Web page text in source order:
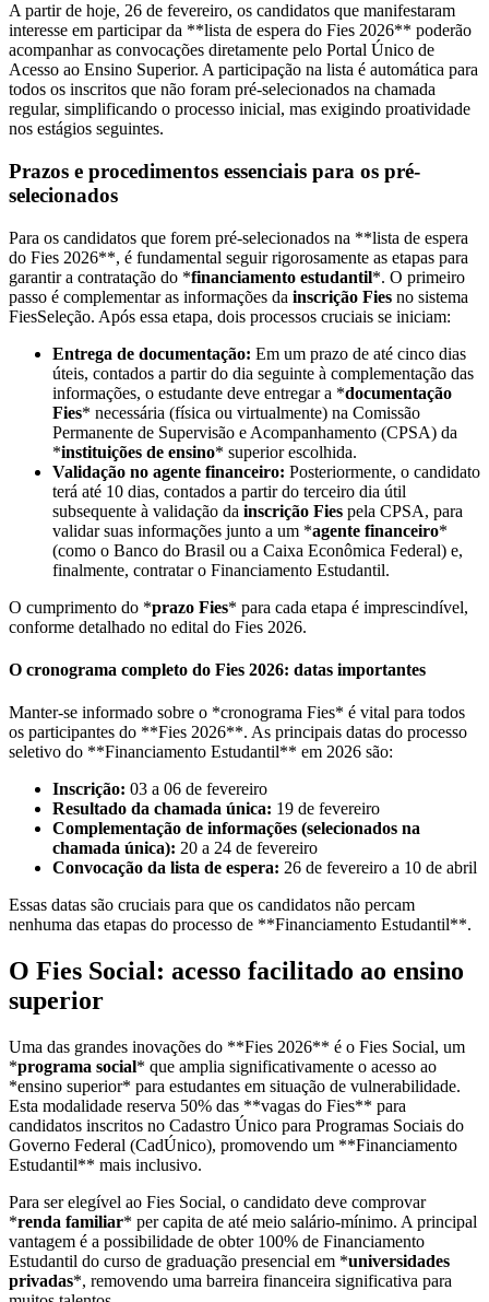
A partir de hoje, 26 de fevereiro, os candidatos que manifestaram
interesse em participar da **lista de espera do Fies 2026** poderão
acompanhar as convocações diretamente pelo Portal Único de
Acesso ao Ensino Superior. A participação na lista é automática para
todos os inscritos que não foram pré-selecionados na chamada
regular, simplificando o processo inicial, mas exigindo proatividade
nos estágios seguintes.
Prazos e procedimentos essenciais para os pré-
selecionados
Para os candidatos que forem pré-selecionados na **lista de espera
do Fies 2026**, é fundamental seguir rigorosamente as etapas para
garantir a contratação do *financiamento estudantil*. O primeiro
passo é complementar as informações da inscrição Fies no sistema
FiesSeleção. Após essa etapa, dois processos cruciais se iniciam:
Entrega de documentação: Em um prazo de até cinco dias
úteis, contados a partir do dia seguinte à complementação das
informações, o estudante deve entregar a *documentação
Fies* necessária (física ou virtualmente) na Comissão
Permanente de Supervisão e Acompanhamento (CPSA) da
*instituições de ensino* superior escolhida.
Validação no agente financeiro: Posteriormente, o candidato
terá até 10 dias, contados a partir do terceiro dia útil
subsequente à validação da inscrição Fies pela CPSA, para
validar suas informações junto a um *agente financeiro*
(como o Banco do Brasil ou a Caixa Econômica Federal) e,
finalmente, contratar o Financiamento Estudantil.
O cumprimento do *prazo Fies* para cada etapa é imprescindível,
conforme detalhado no edital do Fies 2026.
O cronograma completo do Fies 2026: datas importantes
Manter-se informado sobre o *cronograma Fies* é vital para todos
os participantes do **Fies 2026**. As principais datas do processo
seletivo do **Financiamento Estudantil** em 2026 são:
Inscrição: 03 a 06 de fevereiro
Resultado da chamada única: 19 de fevereiro
Complementação de informações (selecionados na
chamada única): 20 a 24 de fevereiro
Convocação da lista de espera: 26 de fevereiro a 10 de abril
Essas datas são cruciais para que os candidatos não percam
nenhuma das etapas do processo de **Financiamento Estudantil**.
O Fies Social: acesso facilitado ao ensino
superior
Uma das grandes inovações do **Fies 2026** é o Fies Social, um
*programa social* que amplia significativamente o acesso ao
*ensino superior* para estudantes em situação de vulnerabilidade.
Esta modalidade reserva 50% das **vagas do Fies** para
candidatos inscritos no Cadastro Único para Programas Sociais do
Governo Federal (CadÚnico), promovendo um **Financiamento
Estudantil** mais inclusivo.
Para ser elegível ao Fies Social, o candidato deve comprovar
*renda familiar* per capita de até meio salário-mínimo. A principal
vantagem é a possibilidade de obter 100% de Financiamento
Estudantil do curso de graduação presencial em *universidades
privadas*, removendo uma barreira financeira significativa para